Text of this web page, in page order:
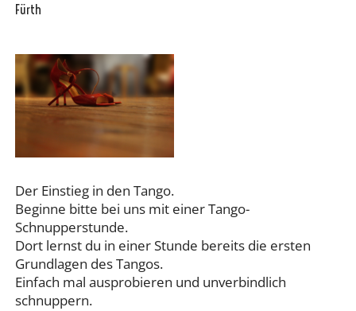
Fürth
Der Einstieg in den Tango.
Beginne bitte bei uns mit einer Tango-
Schnupperstunde.
Dort lernst du in einer Stunde bereits die ersten
Grundlagen des Tangos.
Einfach mal ausprobieren und unverbindlich
schnuppern.